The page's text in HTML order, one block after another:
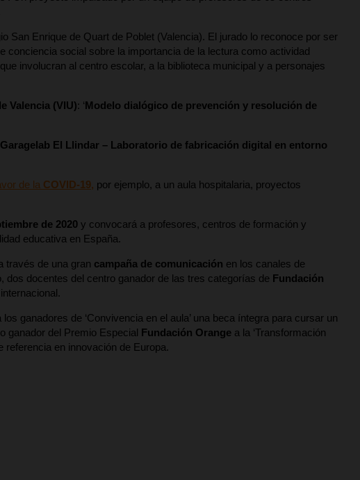
San Enrique de Quart de Poblet (Valencia). El jurado lo reconoce por ser
social sobre la importancia de la lectura como actividad
involucran al centro escolar, a la biblioteca municipal y a personajes
Valencia (VIU): ‘Modelo dialógico de prevención y resolución de
Garagelab El Llindar – Laboratorio de fabricación digital en entorno
de la COVID-19, por ejemplo, a un aula hospitalaria, proyectos
de 2020 y convocará a profesores, centros de formación y
educativa en España.
través de una gran campaña de comunicación en los canales de
docentes del centro ganador de las tres categorías de Fundación
los ganadores de ‘Convivencia en el aula’ una beca íntegra para cursar un
ganador del Premio Especial Fundación Orange a la ‘Transformación
referencia en innovación de Europa.